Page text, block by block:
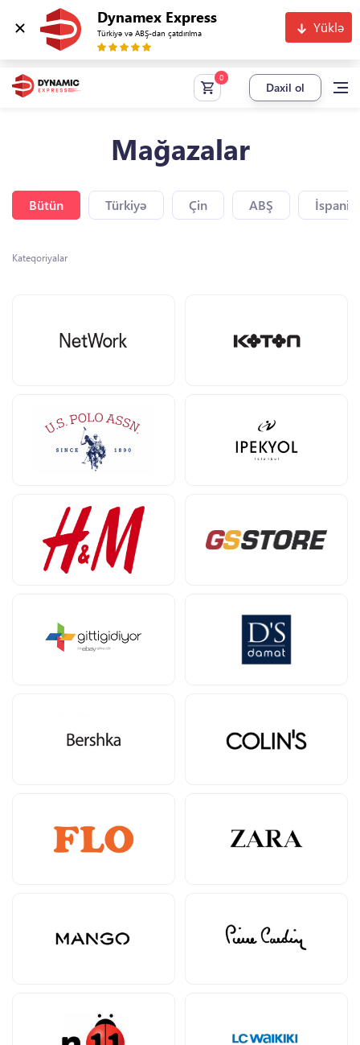
Dynamex Express
Türkiyə və ABŞ-dan çatdırılma Yüklə
Daxil ol
Mağazalar
Bütün Türkiyə Çin ABŞ
Kateqoriyalar